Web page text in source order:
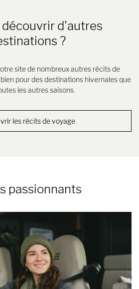
découvrir d'autres
?
site de nombreux autres récits de
pour des destinations hivernales que
les autres saisons.
les récits de voyage
passionnants